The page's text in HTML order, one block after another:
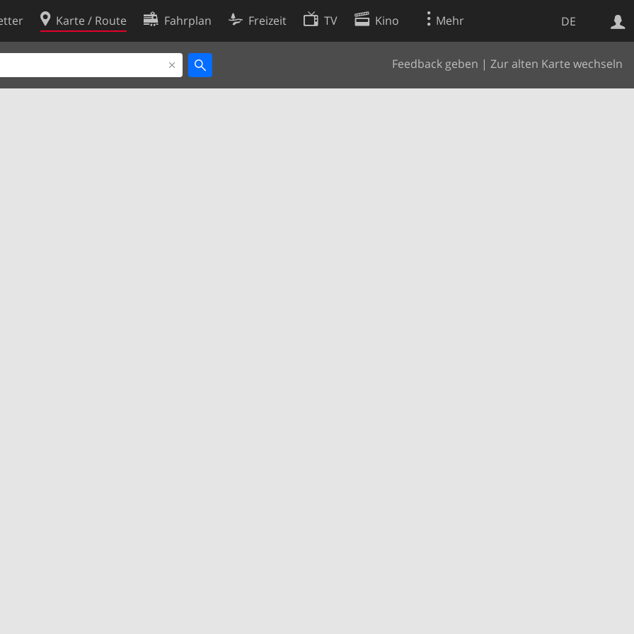
DE
Karte / Route Fahrplan Freizeit TV Kino Mehr
Feedback geben | Zur alten Karte wechseln
Websuche
Cookie-Richtlinie
Cookie-Einstellungen